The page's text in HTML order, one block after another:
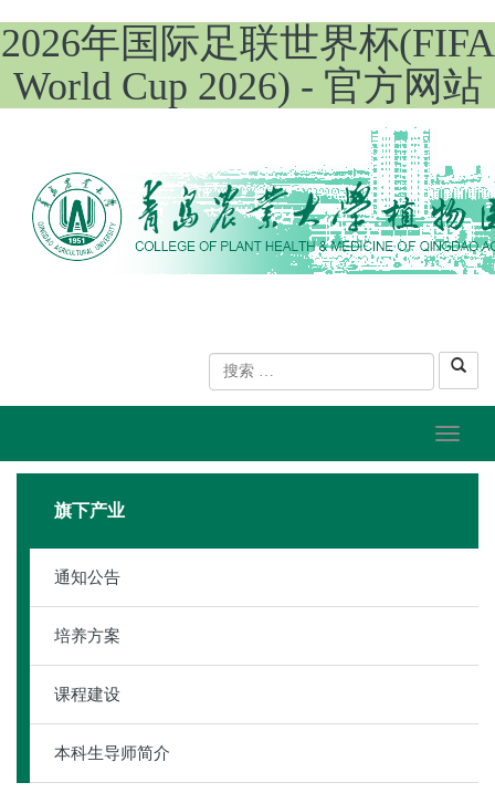
2026年国际足联世界杯(FIFA
World Cup 2026) - 官方网站
旗下产业
通知公告
培养方案
课程建设
本科生导师简介